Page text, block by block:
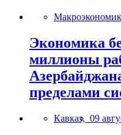
Экономика
миллионы
пределами
Кавказ, 09